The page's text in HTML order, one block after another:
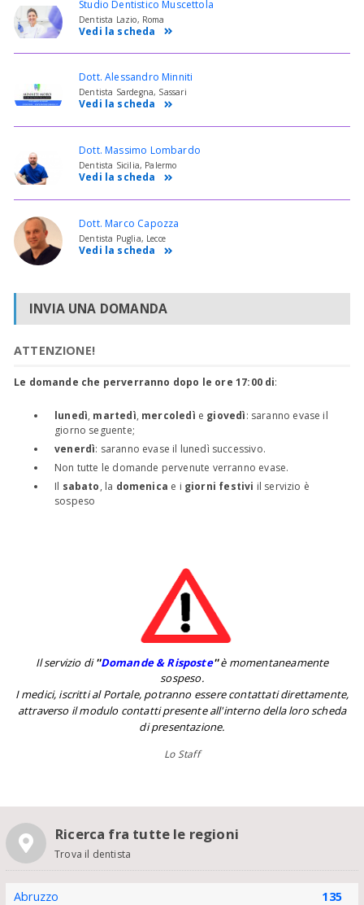
Studio Dentistico Muscettola
Dentista Lazio, Roma
Vedi la scheda
Dott. Alessandro Minniti
Dentista Sardegna, Sassari
Vedi la scheda
Dott. Massimo Lombardo
Dentista Sicilia, Palermo
Vedi la scheda
Dott. Marco Capozza
Dentista Puglia, Lecce
Vedi la scheda
INVIA UNA DOMANDA
ATTENZIONE!
Le domande che perverranno dopo le ore 17:00 di:
lunedì, martedì, mercoledì e giovedì: saranno evase il
giorno seguente;
venerdì: saranno evase il lunedì successivo.
Non tutte le domande pervenute verranno evase.
Il sabato, la domenica e i giorni festivi il servizio è
sospeso
Il servizio di''Domande & Risposte''è momentaneamente
sospeso.
I medici, iscritti al Portale, potranno essere contattati direttamente,
attraverso il modulo contatti presente all'interno della loro scheda
di presentazione.
Lo Staff
Ricerca fra tutte le regioni
Trova il dentista
Abruzzo 135